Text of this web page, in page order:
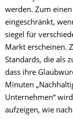
werden. Zum
eingeschränkt,
siegel für
Markt erscheinen.
Standards, die als
dass ihre
Minuten
Unternehmen“
aufzeigen, wie